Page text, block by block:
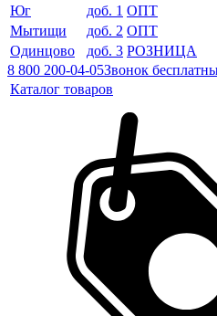
Юг
доб. 1 ОПТ
Мытищи
доб. 2 ОПТ
Одинцово
доб. 3 РОЗНИЦА
8 800 200-04-05Звонок
Каталог товаров